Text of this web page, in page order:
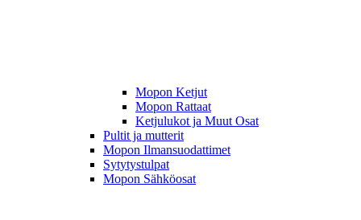
Mopon Ketjut
Mopon Rattaat
Ketjulukot ja Muut Osat
Pultit ja mutterit
Mopon Ilmansuodattimet
Sytytystulpat
Mopon Sähköosat